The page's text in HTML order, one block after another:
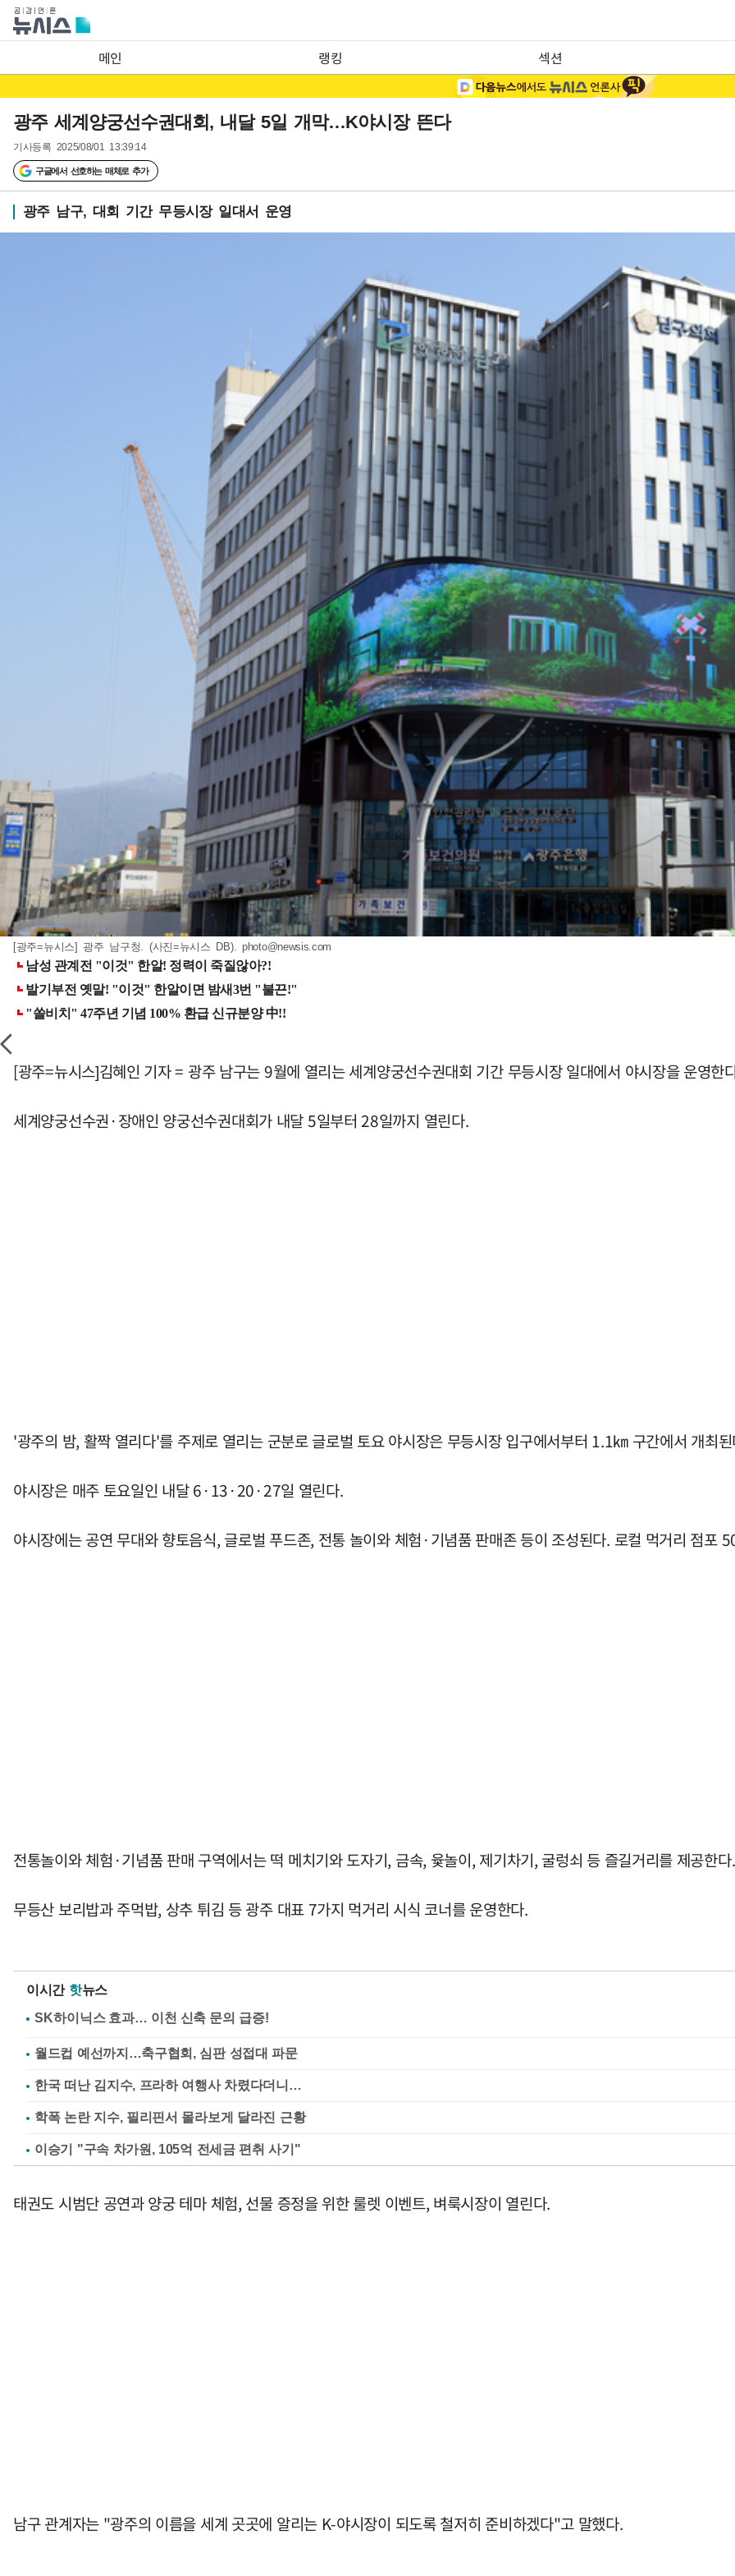
메인 랭킹 섹션
광주 세계양궁선수권대회, 내달 5일 개막…K야시장 뜬다
기사등록 2025/08/01 13:39:14
구글에서 선호하는 매체로 추가
광주 남구, 대회 기간 무등시장 일대서 운영
[광주=뉴시스] 광주 남구청. (사진=뉴시스 DB). photo@newsis.com
[광주=뉴시스]김혜인 기자 = 광주 남구는 9월에 열리는 세계양궁선수권대회 기간 무등시장 일대에서 야시장을 운영한
세계양궁선수권·장애인 양궁선수권대회가 내달 5일부터 28일까지 열린다.
'광주의 밤, 활짝 열리다'를 주제로 열리는 군분로 글로벌 토요 야시장은 무등시장 입구에서부터 1.1㎞ 구간에서 개최
야시장은 매주 토요일인 내달 6·13·20·27일 열린다.
야시장에는 공연 무대와 향토음식, 글로벌 푸드존, 전통 놀이와 체험·기념품 판매존 등이 조성된다. 로컬 먹거리 점포
전통놀이와 체험·기념품 판매 구역에서는 떡 메치기와 도자기, 금속, 윷놀이, 제기차기, 굴렁쇠 등 즐길거리를 제공한다.
무등산 보리밥과 주먹밥, 상추 튀김 등 광주 대표 7가지 먹거리 시식 코너를 운영한다.
이시간 핫뉴스
월드컵 예선까지…축구협회, 심판 성접대 파문
한국 떠난 김지수, 프라하 여행사 차렸다더니…
학폭 논란 지수, 필리핀서 몰라보게 달라진 근황
이승기 "구속 차가원, 105억 전세금 편취 사기"
태권도 시범단 공연과 양궁 테마 체험, 선물 증정을 위한 룰렛 이벤트, 벼룩시장이 열린다.
남구 관계자는 "광주의 이름을 세계 곳곳에 알리는 K-야시장이 되도록 철저히 준비하겠다"고 말했다.